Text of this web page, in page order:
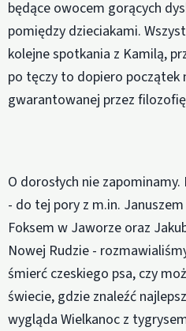
będące owocem gorących
pomiędzy dzieciakami.
kolejne spotkania z Kamilą,
po tęczy to dopiero
gwarantowanej przez
O dorosłych nie
- do tej pory z m.in.
Foksem w Jaworze oraz
Nowej Rudzie -
śmierć czeskiego psa, czy
świecie, gdzie znaleźć
wygląda Wielkanoc z